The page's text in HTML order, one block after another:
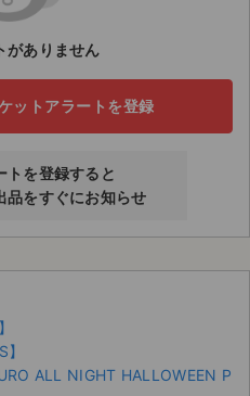
がありません
ットアラートを登録
トを登録すると
品をすぐにお知らせ
ALL NIGHT HALLOWEEN P